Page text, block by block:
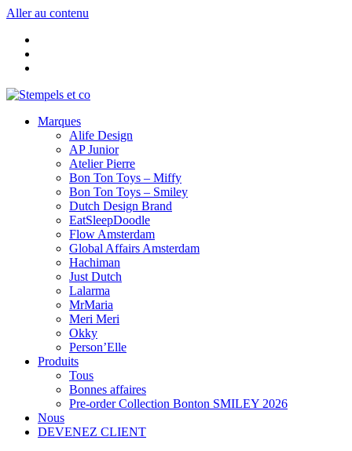
Aller au contenu
Marques
Alife Design
AP Junior
Atelier Pierre
Bon Ton Toys – Miffy
Bon Ton Toys – Smiley
Dutch Design Brand
EatSleepDoodle
Flow Amsterdam
Global Affairs Amsterdam
Hachiman
Just Dutch
Lalarma
MrMaria
Meri Meri
Okky
Person’Elle
Produits
Tous
Bonnes affaires
Pre-order Collection Bonton SMILEY 2026
Nous
DEVENEZ CLIENT